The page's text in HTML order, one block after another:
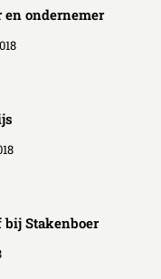
ondernemer
Stakenboer